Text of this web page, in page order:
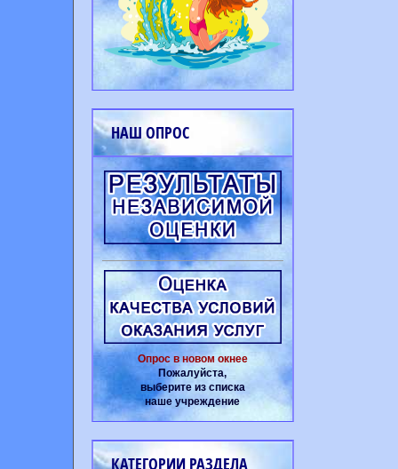
НАШ ОПРОС
Опрос в новом окнее
Пожалуйста,
выберите из списка
наше учреждение
КАТЕГОРИИ РАЗДЕЛА